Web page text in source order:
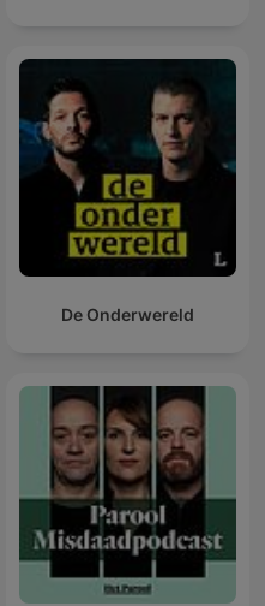
De Onderwereld